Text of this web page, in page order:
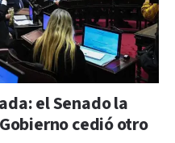
el Senado la
cedió otro